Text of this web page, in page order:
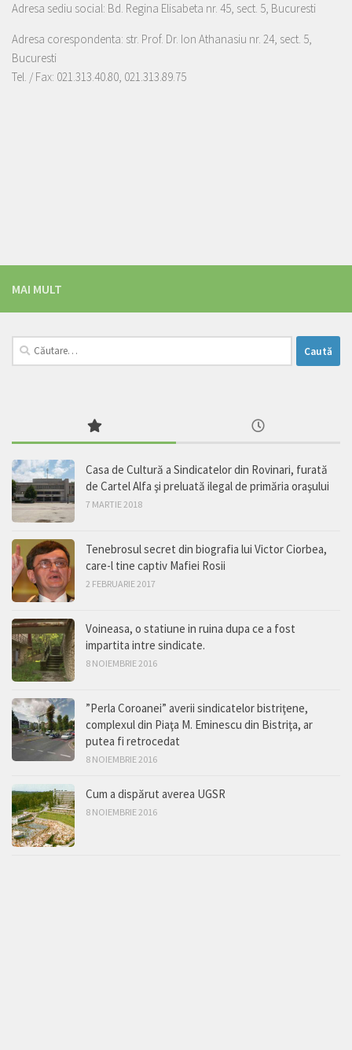
Adresa sediu social: Bd. Regina Elisabeta nr. 45, sect. 5, Bucuresti
Adresa corespondenta: str. Prof. Dr. Ion Athanasiu nr. 24, sect. 5,
Bucuresti
Tel. / Fax: 021.313.40.80, 021.313.89.75
MAI MULT
Caută
după:
Casa de Cultură a Sindicatelor din Rovinari, furată
de Cartel Alfa şi preluată ilegal de primăria oraşului
7 MARTIE 2018
Tenebrosul secret din biografia lui Victor Ciorbea,
care-l tine captiv Mafiei Rosii
2 FEBRUARIE 2017
Voineasa, o statiune in ruina dupa ce a fost
impartita intre sindicate.
8 NOIEMBRIE 2016
”Perla Coroanei” averii sindicatelor bistriţene,
complexul din Piaţa M. Eminescu din Bistriţa, ar
putea fi retrocedat
8 NOIEMBRIE 2016
Cum a dispărut averea UGSR
8 NOIEMBRIE 2016